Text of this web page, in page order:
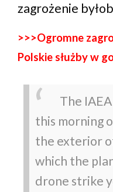
zagrożenie
>>>Ogromne
Polskie służby w
The
this morning
the exterior
which the
drone strike